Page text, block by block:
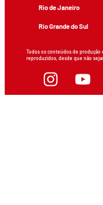
Rio de Janeiro
Rio Grande do Sul
Todos os conteúdos de produção
reproduzidos, desde que não